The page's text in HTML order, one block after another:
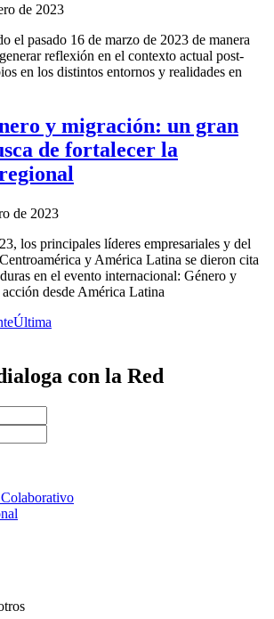
de 2023
el pasado 16 de marzo de 2023 de manera
reflexión en el contexto actual post-
en los distintos entornos y realidades en
y migración: un gran
de fortalecer la
de 2023
los principales líderes empresariales y del
y América Latina se dieron cita
en el evento internacional: Género y
desde América Latina
Última
con la Red